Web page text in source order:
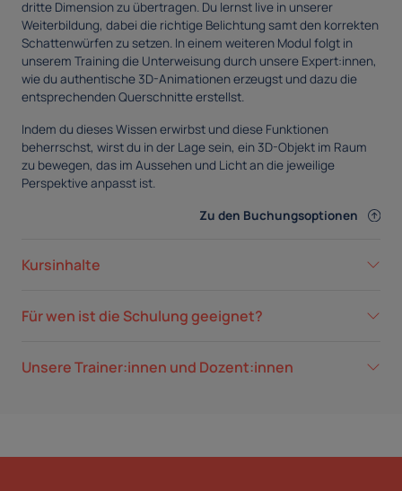
dritte Dimension zu übertragen. Du lernst live in unserer
Weiterbildung, dabei die richtige Belichtung samt den korrekten
Schattenwürfen zu setzen. In einem weiteren Modul folgt in
unserem Training die Unterweisung durch unsere Expert:innen,
wie du authentische 3D-Animationen erzeugst und dazu die
entsprechenden Querschnitte erstellst.
Indem du dieses Wissen erwirbst und diese Funktionen
beherrschst, wirst du in der Lage sein, ein 3D-Objekt im Raum
zu bewegen, das im Aussehen und Licht an die jeweilige
Perspektive anpasst ist.
Zu den Buchungsoptionen
Kursinhalte
Für wen ist die Schulung geeignet?
Unsere Trainer:innen und Dozent:innen